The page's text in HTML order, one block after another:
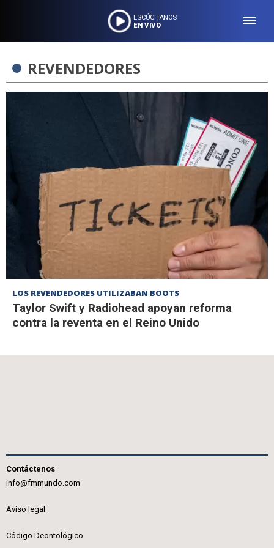
ESCÚCHANOS
EN VIVO
REVENDEDORES
LOS REVENDEDORES UTILIZABAN BOOTS
Taylor Swift y Radiohead apoyan reforma
contra la reventa en el Reino Unido
Contáctenos
info@fmmundo.com
Aviso legal
Código Deontológico